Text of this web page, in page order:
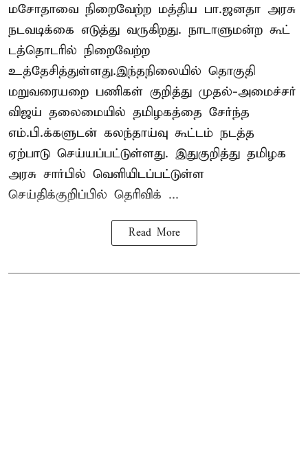
மசோதாவை நிறைவேற்ற மத்திய பா.ஜனதா அரசு
நடவடிக்கை எடுத்து வருகிறது. நாடாளுமன்ற கூட்
டத்தொடரில் நிறைவேற்ற
உத்தேசித்துள்ளது.இந்தநிலையில் தொகுதி
மறுவரையறை பணிகள் குறித்து முதல்-அமைச்சர்
விஜய் தலைமையில் தமிழகத்தை சேர்ந்த
எம்.பி.க்களுடன் கலந்தாய்வு கூட்டம் நடத்த
ஏற்பாடு செய்யப்பட்டுள்ளது. இதுகுறித்து தமிழக
அரசு சார்பில் வெளியிடப்பட்டுள்ள
செய்திக்குறிப்பில் தெரிவிக் ...
Read More